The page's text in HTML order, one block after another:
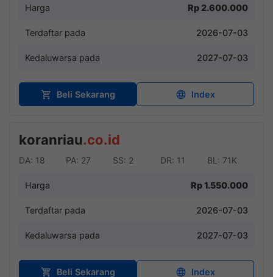
Harga Rp 2.600.000
Terdaftar pada 2026-07-03
Kedaluwarsa pada 2027-07-03
Beli Sekarang Index
koranriau.co.id
DA: 18 PA: 27 SS: 2 DR: 11 BL: 71K
Harga Rp 1.550.000
Terdaftar pada 2026-07-03
Kedaluwarsa pada 2027-07-03
Beli Sekarang Index